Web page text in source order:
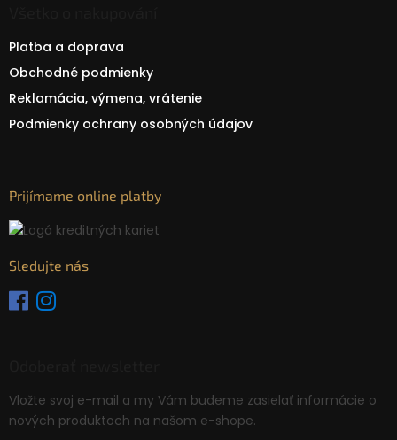
Platba a doprava
Obchodné podmienky
Reklamácia, výmena, vrátenie
Podmienky ochrany osobných údajov
Prijímame online platby
Sledujte nás
Vložte svoj e-mail a my Vám budeme zasielať informácie o
nových produktoch na našom e-shope.